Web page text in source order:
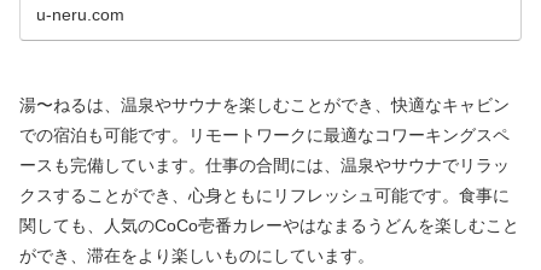
u-neru.com
湯〜ねるは、温泉やサウナを楽しむことができ、快適なキャビン
での宿泊も可能です。リモートワークに最適なコワーキングスペ
ースも完備しています。仕事の合間には、温泉やサウナでリラッ
クスすることができ、心身ともにリフレッシュ可能です。食事に
関しても、人気のCoCo壱番カレーやはなまるうどんを楽しむこと
ができ、滞在をより楽しいものにしています。